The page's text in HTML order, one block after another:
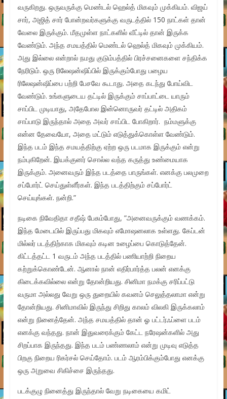
வருகிறது. ஒருவருக்கு மெண்டல் ஹெல்த் மிகவும் முக்கியம். விஜய்
சார், அஜித் சார் போன்றவர்களுக்கு வருடத்தில் 150 நாட்கள் தான்
வேலை இருக்கும். மீதமுள்ள நாட்களில் வீட்டில் தான் இருக்க
வேண்டும். அந்த சமயத்தில் மெண்டல் ஹெல்த் மிகவும் முக்கியம்.
அது இல்லை என்றால் நமது குடும்பத்தில் பிரச்சனைகளை சந்திக்க
நேரிடும். ஒரு ரிலேஷன்ஷிப்பில் இருக்கும்போது பழைய
ரிலேஷன்ஷிப்பை பற்றி பேசவே கூடாது. அதை கடந்து போய்விட
வேண்டும். உங்களுடைய தட்டில் இருக்கும் சாப்பாட்டை யாரும்
சாப்பிட முடியாது, அதேபோல இன்னொருவர் தட்டில் அதிகம்
சாப்பாடு இருந்தால் அதை அவர் சாப்பிட போகிறார். நம்மளுக்கு
என்ன தேவையோ, அதை மட்டும் எடுத்துக்கொள்ள வேண்டும்.
இந்த படம் இந்த சமயத்திற்கு ஏற்ற ஒரு படமாக இருக்கும் என்று
நம்புகிறேன். இயக்குனர் சொல்ல வந்த கருத்து உண்மையாக
இருக்கும். அனைவரும் இந்த படத்தை பாருங்கள். எனக்கு பலமுறை
சப்போர்ட் செய்துள்ளீர்கள். இந்த படத்திற்கும் சப்போர்ட்
செய்யுங்கள். நன்றி.”
நடிகை நிவேதிதா சதீஷ் பேசும்போது, ”அனைவருக்கும் வணக்கம்.
இந்த மேடையில் இருப்பது மிகவும் எமோஷனலாக உள்ளது. கேப்டன்
மில்லர் படத்திற்காக மிகவும் கடின உழைப்பை கொடுத்தேன்.
கிட்டத்தட்ட 1 வருடம் அந்த படத்தில் பணியாற்றி நிறைய
கற்றுக்கொண்டேன். ஆனால் நான் எதிர்பார்த்த பலன் எனக்கு
கிடைக்கவில்லை என்று தோன்றியது. சினிமா நமக்கு சரிப்பட்டு
வருமா அல்லது வேறு ஒரு துறையில் கவனம் செலுத்தலாமா என்று
தோன்றியது. சினிமாவில் இருந்து சிறிது காலம் விலகி இருக்கலாம்
என்று நினைத்தேன். அந்த சமயத்தில் தான் ஓ பட்டர்ஃப்ளை படம்
எனக்கு வந்தது. நான் இதுவரைக்கும் கேட்ட நரேஷன்களில் அது
சிறப்பாக இருந்தது. இந்த படம் பண்ணலாம் என்று முடிவு எடுத்த
பிறகு நிறைய ரிகர்சல் செய்தோம். படம் ஆரம்பிக்கும்போது எனக்கு
ஒரு அறுவை சிகிச்சை இருந்தது.
படக்குழு நினைத்து இருந்தால் வேறு நடிகையை கமிட்